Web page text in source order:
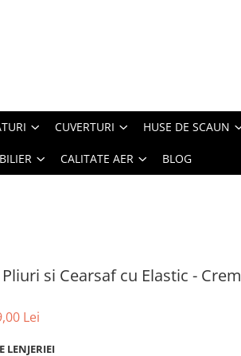
CUVERTURI HUSE DE SCAUN
CALITATE AER BLOG
si Cearsaf cu Elastic - Crem
Lei
LENJERIEI